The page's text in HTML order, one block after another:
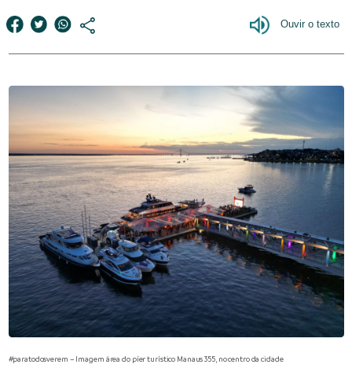
#paratodosverem – Imagem área do píer turístico Manaus 355, no centro da cidade